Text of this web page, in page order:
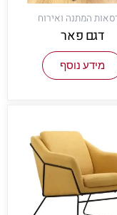
המתנה ואירוח
דגם פאר
מידע נוסף